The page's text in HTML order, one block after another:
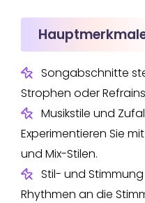
Songabschnitte
Strophen oder
Musikstile und
Experimentieren Sie
und Mix-Stilen.
Stil- und
Rhythmen an die